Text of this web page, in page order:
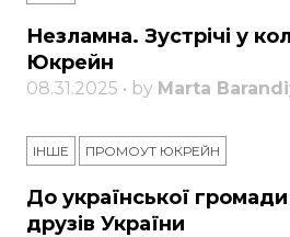
Незламна. Зустрічі у
Юкрейн
08.31.2025 • by Marta
ІНШЕ ПРОМОУТ ЮКРЕЙН
До української громади
друзів України